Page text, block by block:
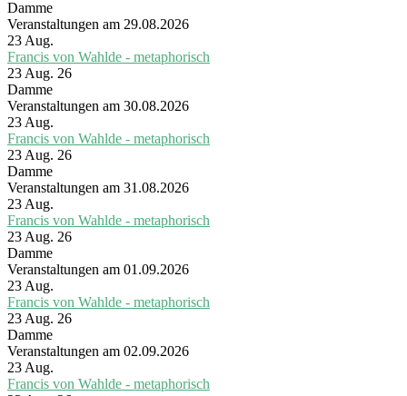
Damme
Veranstaltungen am 29.08.2026
23 Aug.
Francis von Wahlde - metaphorisch
23 Aug. 26
Damme
Veranstaltungen am 30.08.2026
23 Aug.
Francis von Wahlde - metaphorisch
23 Aug. 26
Damme
Veranstaltungen am 31.08.2026
23 Aug.
Francis von Wahlde - metaphorisch
23 Aug. 26
Damme
Veranstaltungen am 01.09.2026
23 Aug.
Francis von Wahlde - metaphorisch
23 Aug. 26
Damme
Veranstaltungen am 02.09.2026
23 Aug.
Francis von Wahlde - metaphorisch